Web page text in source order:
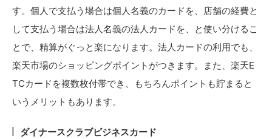
す。個人で支払う場合は個人名義のカードを、店舗の経費と
して支払う場合は法人名義の法人カードを、と使い分けるこ
とで、精算がぐっと楽になります。法人カードの利用でも、
楽天市場のショッピングポイントがつきます。また、楽天E
TCカードを複数枚付帯でき、もちろんポイントも貯まると
いうメリットもあります。
ダイナースクラブビジネスカード